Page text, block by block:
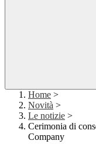
Home >
Novità >
Le notizie >
Cerimonia di
Company